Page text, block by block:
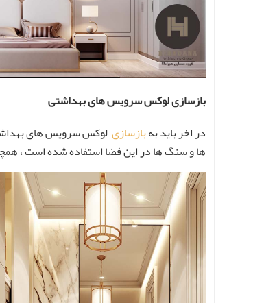
بازسازی لوکس سرویس های بهداشتی
در اخر باید بهبازسازیلوکس سرویس های
ها و سنگ ها در این فضا استفاده شده است ،